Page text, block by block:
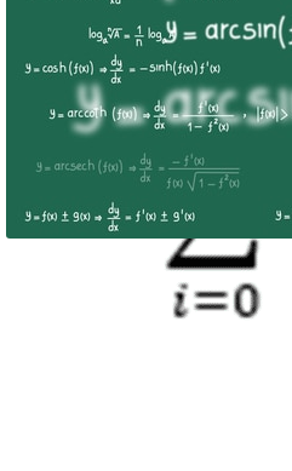
Få kontroll på
derivasjonsreglene!